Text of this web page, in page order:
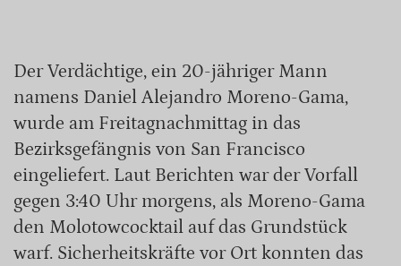
Der Verdächtige, ein 20-jähriger Mann
namens Daniel Alejandro Moreno-Gama,
wurde am Freitagnachmittag in das
Bezirksgefängnis von San Francisco
eingeliefert. Laut Berichten war der Vorfall
gegen 3:40 Uhr morgens, als Moreno-Gama
den Molotowcocktail auf das Grundstück
warf. Sicherheitskräfte vor Ort konnten das